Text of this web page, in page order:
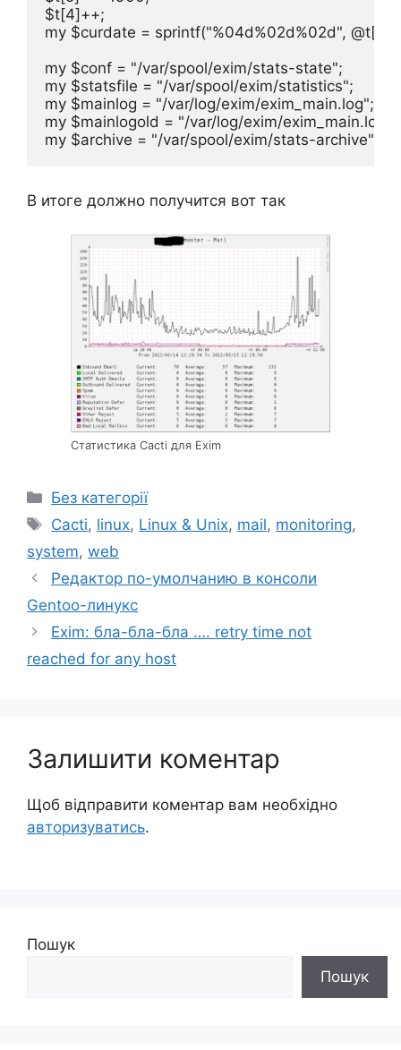
$t[4]++;
my $curdate = sprintf("%04d%02d%02d",
my $conf = "/var/spool/exim/stats-state";
my $statsfile = "/var/spool/exim/statistics";
my $mainlog = "/var/log/exim/exim_main.log";
my $mainlogold = "/var/log/exim/exim_main.log-
В итоге должно получится вот так
Статистика Cacti для Exim
Категорії
Без категорії
Позначки
Cacti, linux, Linux & Unix, mail, monitoring,
system, web
Редактор по-умолчанию в консоли
Gentoo-линукс
Exim: бла-бла-бла …. retry time not
reached for any host
Залишити коментар
Щоб відправити коментар вам необхідно
авторизуватись.
Пошук
Пошук